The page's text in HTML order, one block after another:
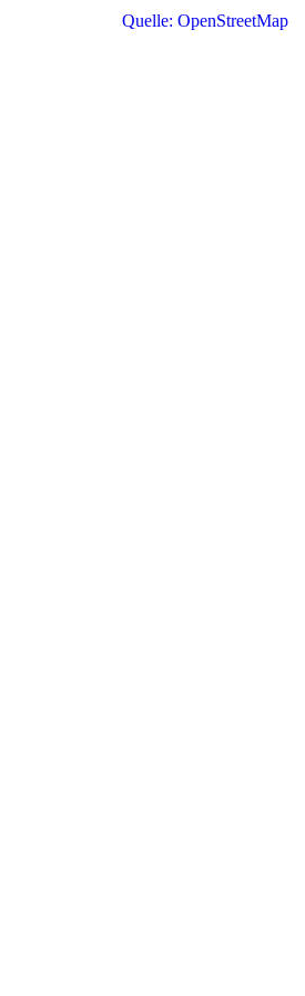
Quelle: OpenStreetMap